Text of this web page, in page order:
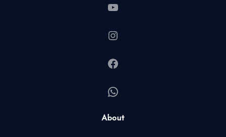
YouTube
Instagram
Facebook
WhatsApp
About